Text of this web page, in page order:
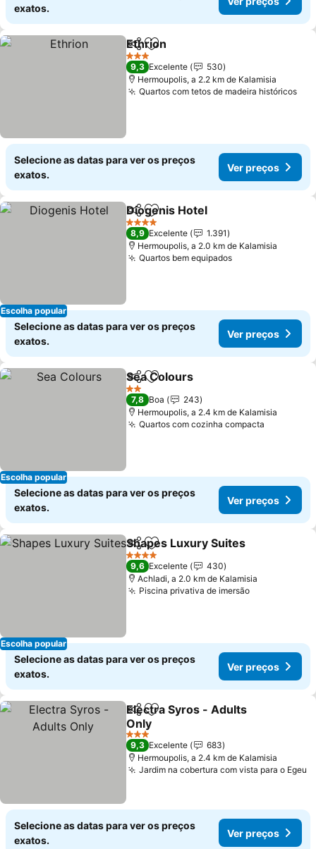
exatos.
PartilharAdicionar aos favoritos
Ethrion
3 Estrelas
9,3 Excelente
530
Hermoupolis, a 2.2 km de Kalamisia
Quartos com tetos de madeira históricos
Selecione as datas para ver os preços
exatos.
Ver preços
Escolha popular
PartilharAdicionar aos favoritos
Diogenis Hotel
4 Estrelas
8,9 Excelente
1.391
Hermoupolis, a 2.0 km de Kalamisia
Quartos bem equipados
Selecione as datas para ver os preços
exatos.
Ver preços
Escolha popular
PartilharAdicionar aos favoritos
Sea Colours
2 Estrelas
7,8 Boa
243
Hermoupolis, a 2.4 km de Kalamisia
Quartos com cozinha compacta
Selecione as datas para ver os preços
exatos.
Ver preços
Escolha popular
PartilharAdicionar aos favoritos
Shapes Luxury Suites
4 Estrelas
9,6 Excelente
430
Achladi, a 2.0 km de Kalamisia
Piscina privativa de imersão
Selecione as datas para ver os preços
exatos.
Ver preços
PartilharAdicionar aos favoritos
Electra Syros - Adults
Only
3 Estrelas
9,3 Excelente
683
Hermoupolis, a 2.4 km de Kalamisia
Jardim na cobertura com vista para o Egeu
Selecione as datas para ver os preços
exatos.
Ver preços